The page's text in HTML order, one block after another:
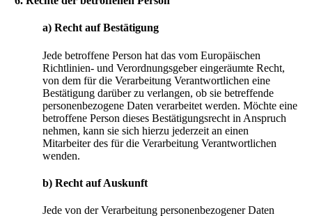
a) Recht auf Bestätigung
Jede betroffene Person hat das vom Europäischen
Richtlinien- und Verordnungsgeber eingeräumte Recht,
von dem für die Verarbeitung Verantwortlichen eine
Bestätigung darüber zu verlangen, ob sie betreffende
personenbezogene Daten verarbeitet werden. Möchte eine
betroffene Person dieses Bestätigungsrecht in Anspruch
nehmen, kann sie sich hierzu jederzeit an einen
Mitarbeiter des für die Verarbeitung Verantwortlichen
wenden.
b) Recht auf Auskunft
Jede von der Verarbeitung personenbezogener Daten